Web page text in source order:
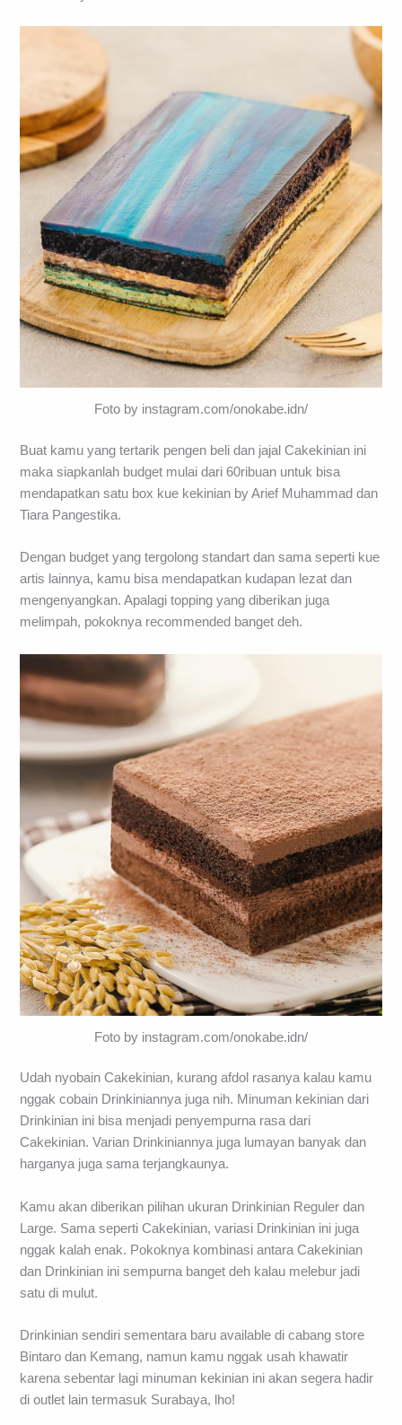
Foto by instagram.com/onokabe.idn/
Buat kamu yang tertarik pengen beli dan jajal Cakekinian ini
maka siapkanlah budget mulai dari 60ribuan untuk bisa
mendapatkan satu box kue kekinian by Arief Muhammad dan
Tiara Pangestika.
Dengan budget yang tergolong standart dan sama seperti kue
artis lainnya, kamu bisa mendapatkan kudapan lezat dan
mengenyangkan. Apalagi topping yang diberikan juga
melimpah, pokoknya recommended banget deh.
Foto by instagram.com/onokabe.idn/
Udah nyobain Cakekinian, kurang afdol rasanya kalau kamu
nggak cobain Drinkiniannya juga nih. Minuman kekinian dari
Drinkinian ini bisa menjadi penyempurna rasa dari
Cakekinian. Varian Drinkiniannya juga lumayan banyak dan
harganya juga sama terjangkaunya.
Kamu akan diberikan pilihan ukuran Drinkinian Reguler dan
Large. Sama seperti Cakekinian, variasi Drinkinian ini juga
nggak kalah enak. Pokoknya kombinasi antara Cakekinian
dan Drinkinian ini sempurna banget deh kalau melebur jadi
satu di mulut.
Drinkinian sendiri sementara baru available di cabang store
Bintaro dan Kemang, namun kamu nggak usah khawatir
karena sebentar lagi minuman kekinian ini akan segera hadir
di outlet lain termasuk Surabaya, lho!